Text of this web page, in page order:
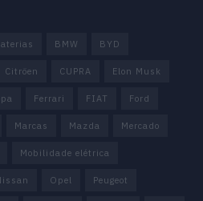
BMW BYD
Citröen CUPRA Elon Musk
Ferrari FIAT Ford
Marcas Mazda Mercado
Mobilidade elétrica
Opel Peugeot